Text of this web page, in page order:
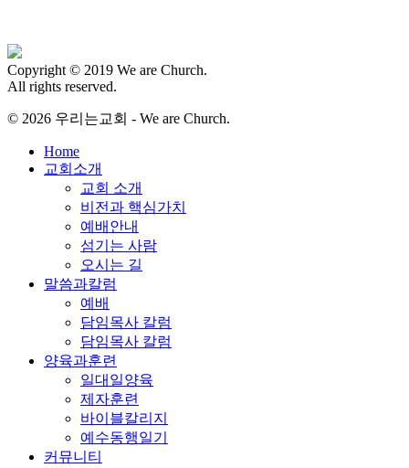
Copyright © 2019 We are Church.
All rights reserved.
© 2026 우리는교회 - We are Church.
Close
Menu
Home
교회소개
교회 소개
비전과 핵심가치
예배안내
섬기는 사람
오시는 길
말씀과칼럼
예배
담임목사 칼럼
담임목사 칼럼
양육과훈련
일대일양육
제자훈련
바이블칼리지
예수동행일기
커뮤니티